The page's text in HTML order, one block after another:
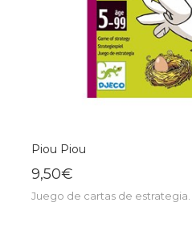
Piou Piou
9,50€
Juego de cartas de estrategia.